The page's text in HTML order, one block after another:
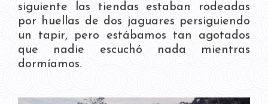
siguiente las tiendas estaban rodeadas
por huellas de dos jaguares persiguiendo
un tapir, pero estábamos tan agotados
que nadie escuchó nada mientras
dormíamos.